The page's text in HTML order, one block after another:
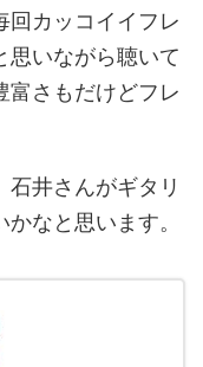
回カッコイイフレ
思いながら聴いて
富さもだけどフレ
石井さんがギタリ
なと思います。